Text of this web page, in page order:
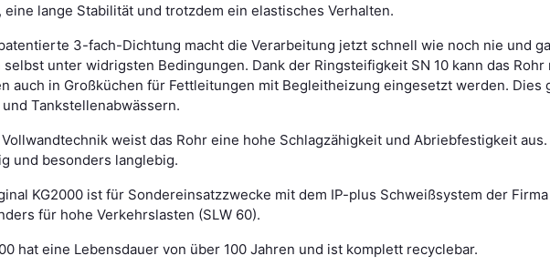
eine lange Stabilität und trotzdem ein elastisches Verhalten.
3-fach-Dichtung macht die Verarbeitung jetzt schnell wie noch nie und
selbst unter widrigsten Bedingungen. Dank der Ringsteifigkeit SN 10 kann das
auch in Großküchen für Fettleitungen mit Begleitheizung eingesetzt werden. Dies
Tankstellenabwässern.
weist das Rohr eine hohe Schlagzähigkeit und Abriebfestigkeit
und besonders langlebig.
KG2000 ist für Sondereinsatzzwecke mit dem IP-plus Schweißsystem der
für hohe Verkehrslasten (SLW 60).
hat eine Lebensdauer von über 100 Jahren und ist komplett recyclebar.